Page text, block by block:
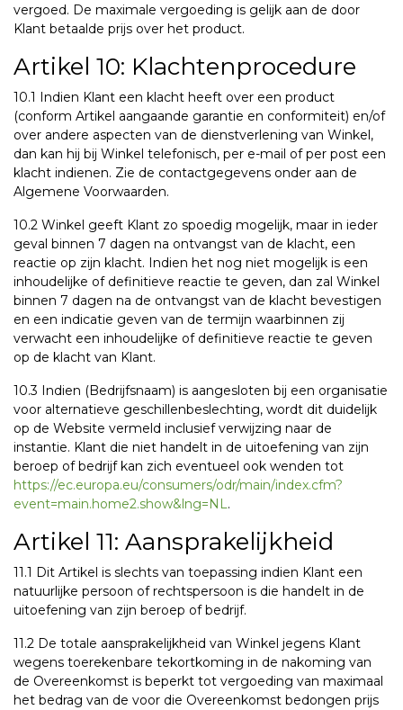
vergoed. De maximale vergoeding is gelijk aan de door
Klant betaalde prijs over het product.
Artikel 10: Klachtenprocedure
10.1 Indien Klant een klacht heeft over een product
(conform Artikel aangaande garantie en conformiteit) en/of
over andere aspecten van de dienstverlening van Winkel,
dan kan hij bij Winkel telefonisch, per e-mail of per post een
klacht indienen. Zie de contactgegevens onder aan de
Algemene Voorwaarden.
10.2 Winkel geeft Klant zo spoedig mogelijk, maar in ieder
geval binnen 7 dagen na ontvangst van de klacht, een
reactie op zijn klacht. Indien het nog niet mogelijk is een
inhoudelijke of definitieve reactie te geven, dan zal Winkel
binnen 7 dagen na de ontvangst van de klacht bevestigen
en een indicatie geven van de termijn waarbinnen zij
verwacht een inhoudelijke of definitieve reactie te geven
op de klacht van Klant.
10.3 Indien (Bedrijfsnaam) is aangesloten bij een organisatie
voor alternatieve geschillenbeslechting, wordt dit duidelijk
op de Website vermeld inclusief verwijzing naar de
instantie. Klant die niet handelt in de uitoefening van zijn
beroep of bedrijf kan zich eventueel ook wenden tot
https://ec.europa.eu/consumers/odr/main/index.cfm?
event=main.home2.show&lng=NL.
Artikel 11: Aansprakelijkheid
11.1 Dit Artikel is slechts van toepassing indien Klant een
natuurlijke persoon of rechtspersoon is die handelt in de
uitoefening van zijn beroep of bedrijf.
11.2 De totale aansprakelijkheid van Winkel jegens Klant
wegens toerekenbare tekortkoming in de nakoming van
de Overeenkomst is beperkt tot vergoeding van maximaal
het bedrag van de voor die Overeenkomst bedongen prijs